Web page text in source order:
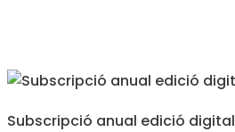
Subscripció anual edició digital